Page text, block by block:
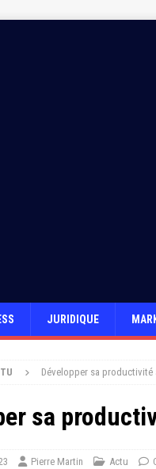
JURIDIQUE
Développer sa
sa
Pierre Martin Actu